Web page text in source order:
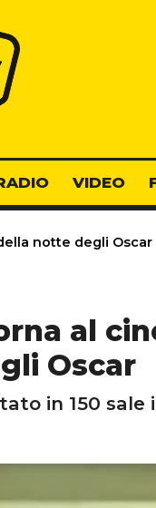
VIDEO
notte degli Oscar
al
Oscar
in 150 sale